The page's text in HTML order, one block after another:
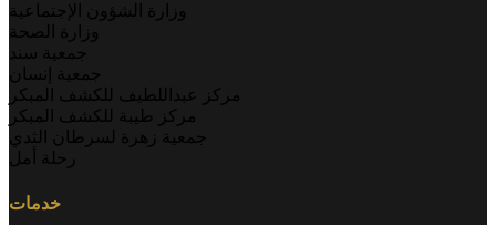
وزارة الشؤون الإجتماعية
وزارة الصحة
جمعية سند
جمعية إنسان
مركز عبداللطيف للكشف المبكر
مركز طيبة للكشف المبكر
جمعية زهرة لسرطان الثدي
رحلة أمل
خدمات